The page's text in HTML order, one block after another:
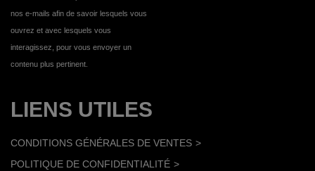
nos e-mails afin de savoir lesquels vous
ouvrez et avec lesquels vous
interagissez, pour vous envoyer un
contenu plus pertinent.
LIENS UTILES
CONDITIONS GÉNÉRALES DE VENTES
POLITIQUE DE CONFIDENTIALITÉ